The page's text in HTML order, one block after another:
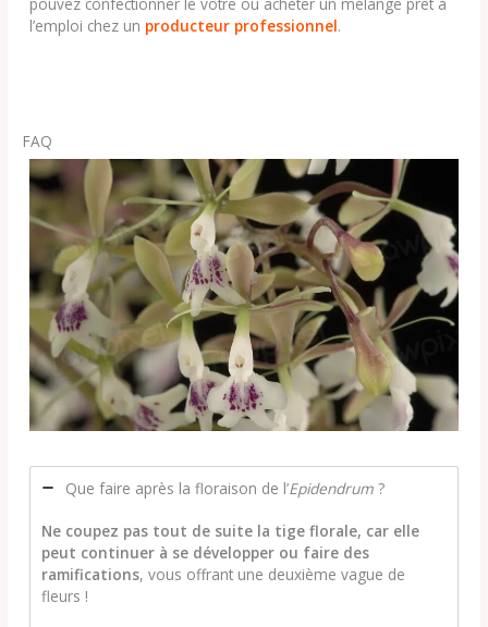
l’emploi chez un producteur professionnel.
FAQ
Que faire après la floraison de l’Epidendrum ?
Ne coupez pas tout de suite la tige florale, car elle
peut continuer à se développer ou faire des
ramifications, vous offrant une deuxième vague de
fleurs !